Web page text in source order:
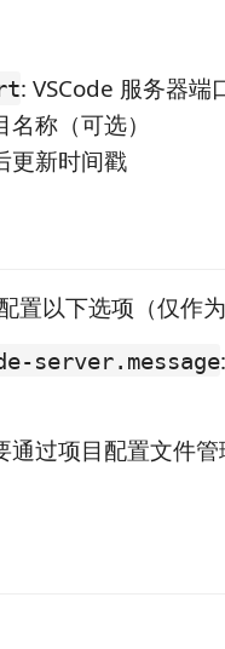
: VSCode 服务器端
名称（可选）
更新时间戳
置以下选项（仅作
server.message
通过项目配置文件